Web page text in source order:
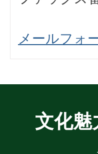
メールフォ
文化